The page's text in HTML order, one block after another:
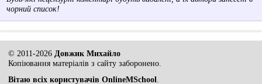
чорний список!
© 2011-2026Довжик Михайло
Копіювання матеріалів з сайту заборонено.
Вітаю всіх користувачів OnlineMSchool